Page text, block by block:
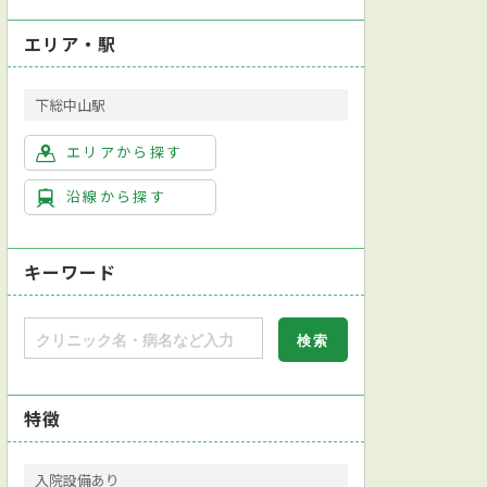
エリア・駅
下総中山駅
エリアから探す
沿線から探す
キーワード
特徴
入院設備あり